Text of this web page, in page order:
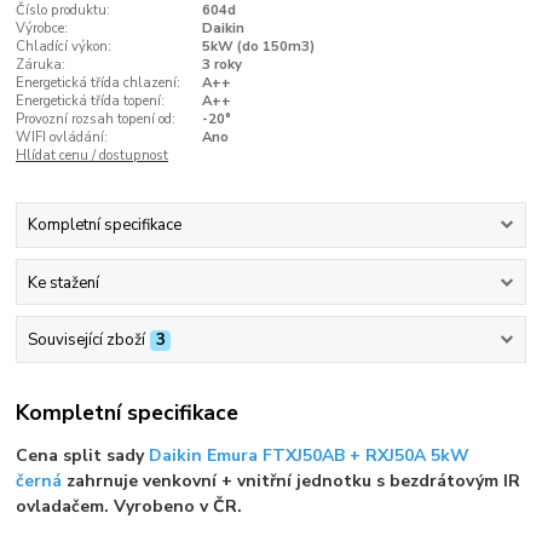
Číslo produktu:
604d
Výrobce:
Daikin
Chladící výkon:
5kW (do 150m3)
Záruka:
3 roky
Energetická třída chlazení:
A++
Energetická třída topení:
A++
Provozní rozsah topení od:
-20°
WIFI ovládání:
Ano
Hlídat cenu / dostupnost
Kompletní specifikace
Ke stažení
Související zboží 3
Kompletní specifikace
Cena split sady Daikin Emura FTXJ50AB + RXJ50A 5kW
černá zahrnuje venkovní + vnitřní jednotku s bezdrátovým IR
ovladačem. Vyrobeno v ČR.